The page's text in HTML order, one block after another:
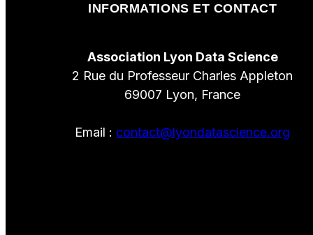
INFORMATIONS ET CONTACT
Association Lyon Data Science
2 Rue du Professeur Charles Appleton
69007 Lyon, France
Email : contact@lyondatascience.org